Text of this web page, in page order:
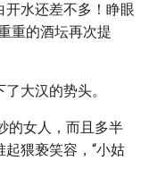
水还差不多！睁眼
重的酒坛再次提
大汉的势头。
的女人，而且多半
猥亵笑容，“小姑